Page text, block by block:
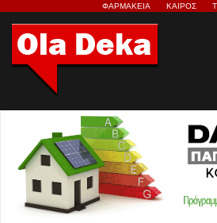
ΦΑΡΜΑΚΕΙΑ ΚΑΙΡΟΣ